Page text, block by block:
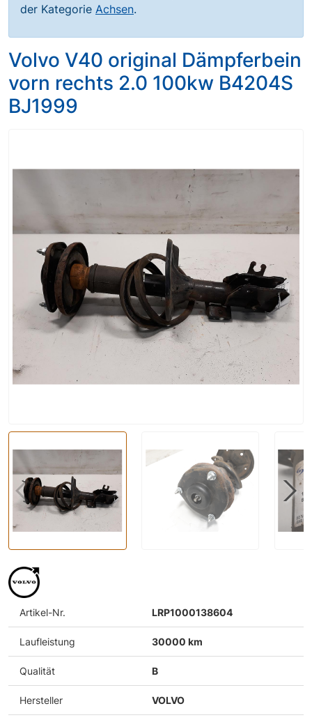
der Kategorie Achsen.
Volvo V40 original Dämpferbein
vorn rechts 2.0 100kw B4204S
BJ1999
Artikel-Nr. LRP1000138604
Laufleistung 30000 km
Qualität B
Hersteller VOLVO